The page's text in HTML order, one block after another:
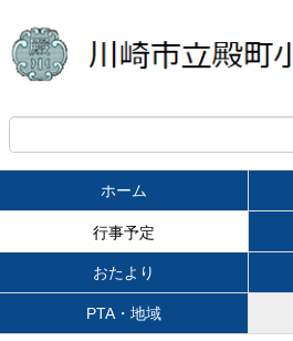
ホーム
行事予定
おたより
PTA・地域